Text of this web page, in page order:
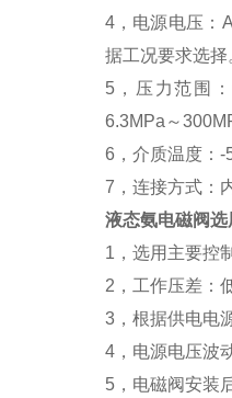
4，电源电压：
据工况要求选择
5，压力范围：
6.3MPa～
6，介质温度：
7，连接方式：
液态氨电磁阀选
1，选用主要控
2，工作压差：
3，根据供电电
4，电源电压波
5，电磁阀安装